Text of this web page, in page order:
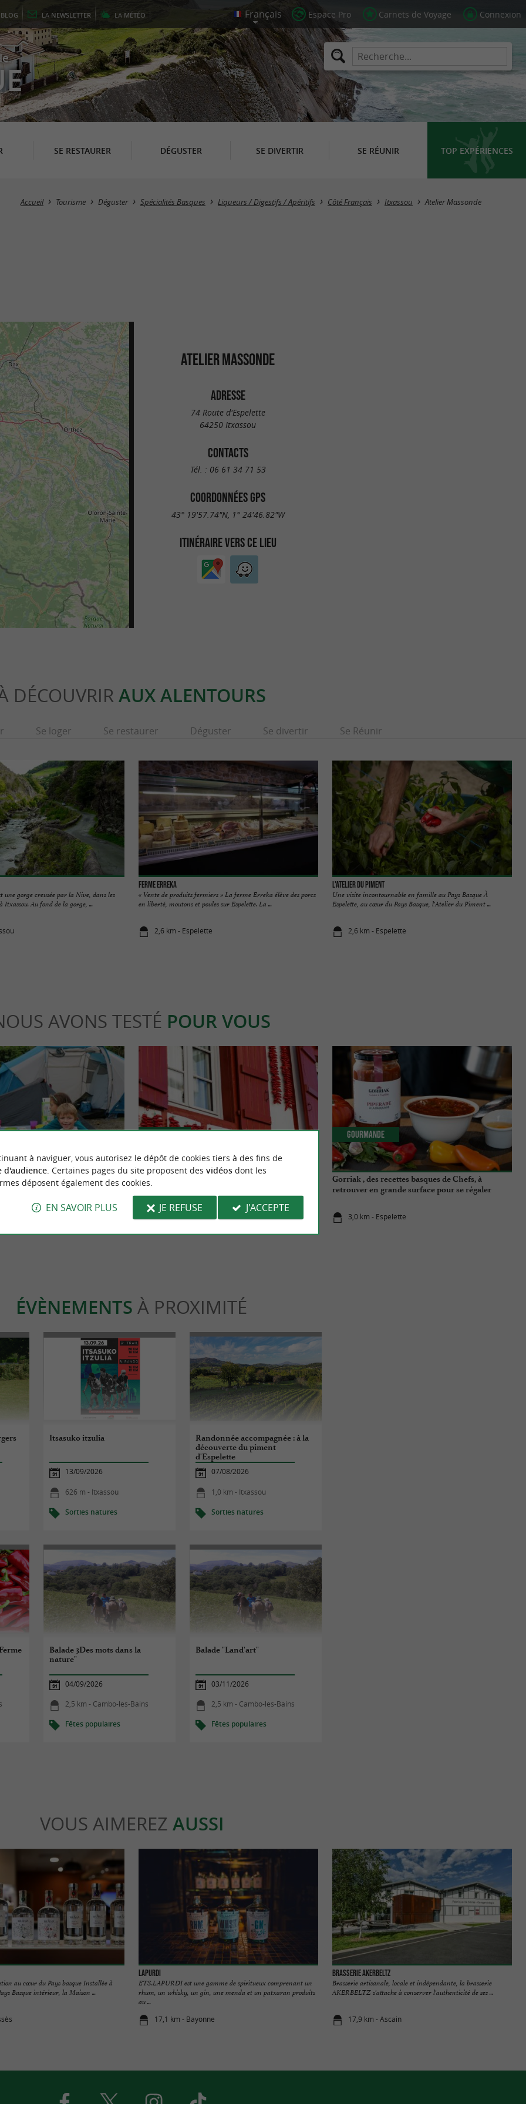
BLOG LA NEWSLETTER LA MÉTÉO Espace Pro Carnets de Voyage Connexion
SE RESTAURER DÉGUSTER SE DIVERTIR SE RÉUNIR TOP EXPÉRIENCES
Accueil Tourisme Déguster Spécialités Basques Liqueurs / Digestifs / Apéritifs Côté Français Itxassou Atelier Massonde
ATELIER MASSONDE
ADRESSE
74 Route d'Espelette
64250 Itxassou
CONTACTS
Tél. : 06 61 34 71 53
COORDONNÉES GPS
43° 19'57.74"N, 1° 24'46.82"W
ITINÉRAIRE VERS CE LIEU
DÉCOUVRIR AUX ALENTOURS
Se loger Se restaurer Déguster Se divertir Se Réunir
une gorge creusée par la Nive, dans les
Au fond de la gorge, ...
Ferme Erreka
« Vente de produits fermiers » La ferme Erreka élève des porcs
en liberté, moutons et poules sur Espelette. La ...
2,6 km - Espelette
L'Atelier du Piment
Une visite incontournable en famille au Pays Basque À
Espelette, au cœur du Pays Basque, l'Atelier du Piment ...
2,6 km - Espelette
AVONS TESTÉ POUR VOUS
pouvoir vous passer de votre
La fête du piment d’Espelette, la fête du village
3,0 km - Espelette
Festive
Gorriak , des recettes basques de Chefs, à
retrouver en grande surface pour se régaler
3,0 km - Espelette
Gourmande
ÉVÈNEMENTS À PROXIMITÉ
Itsasuko itzulia
13/09/2026
626 m - Itxassou
Sorties natures
Randonnée accompagnée : à la
découverte du piment
d'Espelette
07/08/2026
1,0 km - Itxassou
Sorties natures
Balade 3Des mots dans la
nature"
04/09/2026
2,5 km - Cambo-les-Bains
Fêtes populaires
Balade "Land'art"
03/11/2026
2,5 km - Cambo-les-Bains
Fêtes populaires
VOUS AIMEREZ AUSSI
au cœur du Pays basque Installée à
Basque intérieur, la Maison ...
Lapurdi
ETS.LAPURDI est une gamme de spiritueux comprenant un
rhum, un whisky, un gin, une menda et un patxaran produits
au ...
17,1 km - Bayonne
Brasserie Akerbeltz
Brasserie artisanale, locale et indépendante, la brasserie
AKERBELTZ s'attache à conserver l'authenticité de ses ...
17,9 km - Ascain
à naviguer, vous autorisez le dépôt de cookies tiers à des fins de
d'audience. Certaines pages du site proposent des vidéosdont les
déposent également des cookies.
EN SAVOIR PLUS JE REFUSE J'ACCEPTE